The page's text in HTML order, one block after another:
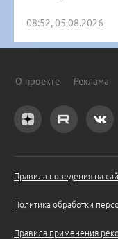
08:52, 05.08.2026
О проекте Реклама
Правила поведения на
Политика обработки
Правила применения